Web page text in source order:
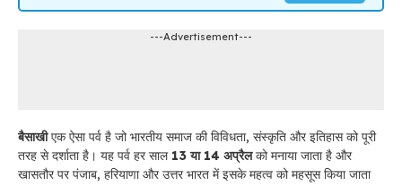
---Advertisement---
बैसाखीएक ऐसा पर्व है जो भारतीय समाज की विविधता, संस्कृति और इतिहास को पूरी
तरह से दर्शाता है। यह पर्व हर साल 13 या 14 अप्रैलको मनाया जाता है और
खासतौर पर पंजाब, हरियाणा और उत्तर भारत में इसके महत्व को महसूस किया जाता